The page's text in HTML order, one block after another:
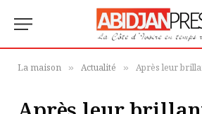
La maison » Actualité » Après leur brillante intégration à la fonction